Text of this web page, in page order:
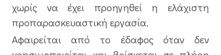
χωρίς να έχει προηγηθεί η ελάχιστη
προπαρασκευαστική εργασία.
Αφαιρείται από το έδαφος όταν δεν